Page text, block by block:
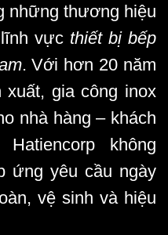
những thương hiệu
vực thiết bị bếp
. Với hơn 20 năm
xuất, gia công inox
nhà hàng – khách
không
ứng yêu cầu ngày
vệ sinh và hiệu